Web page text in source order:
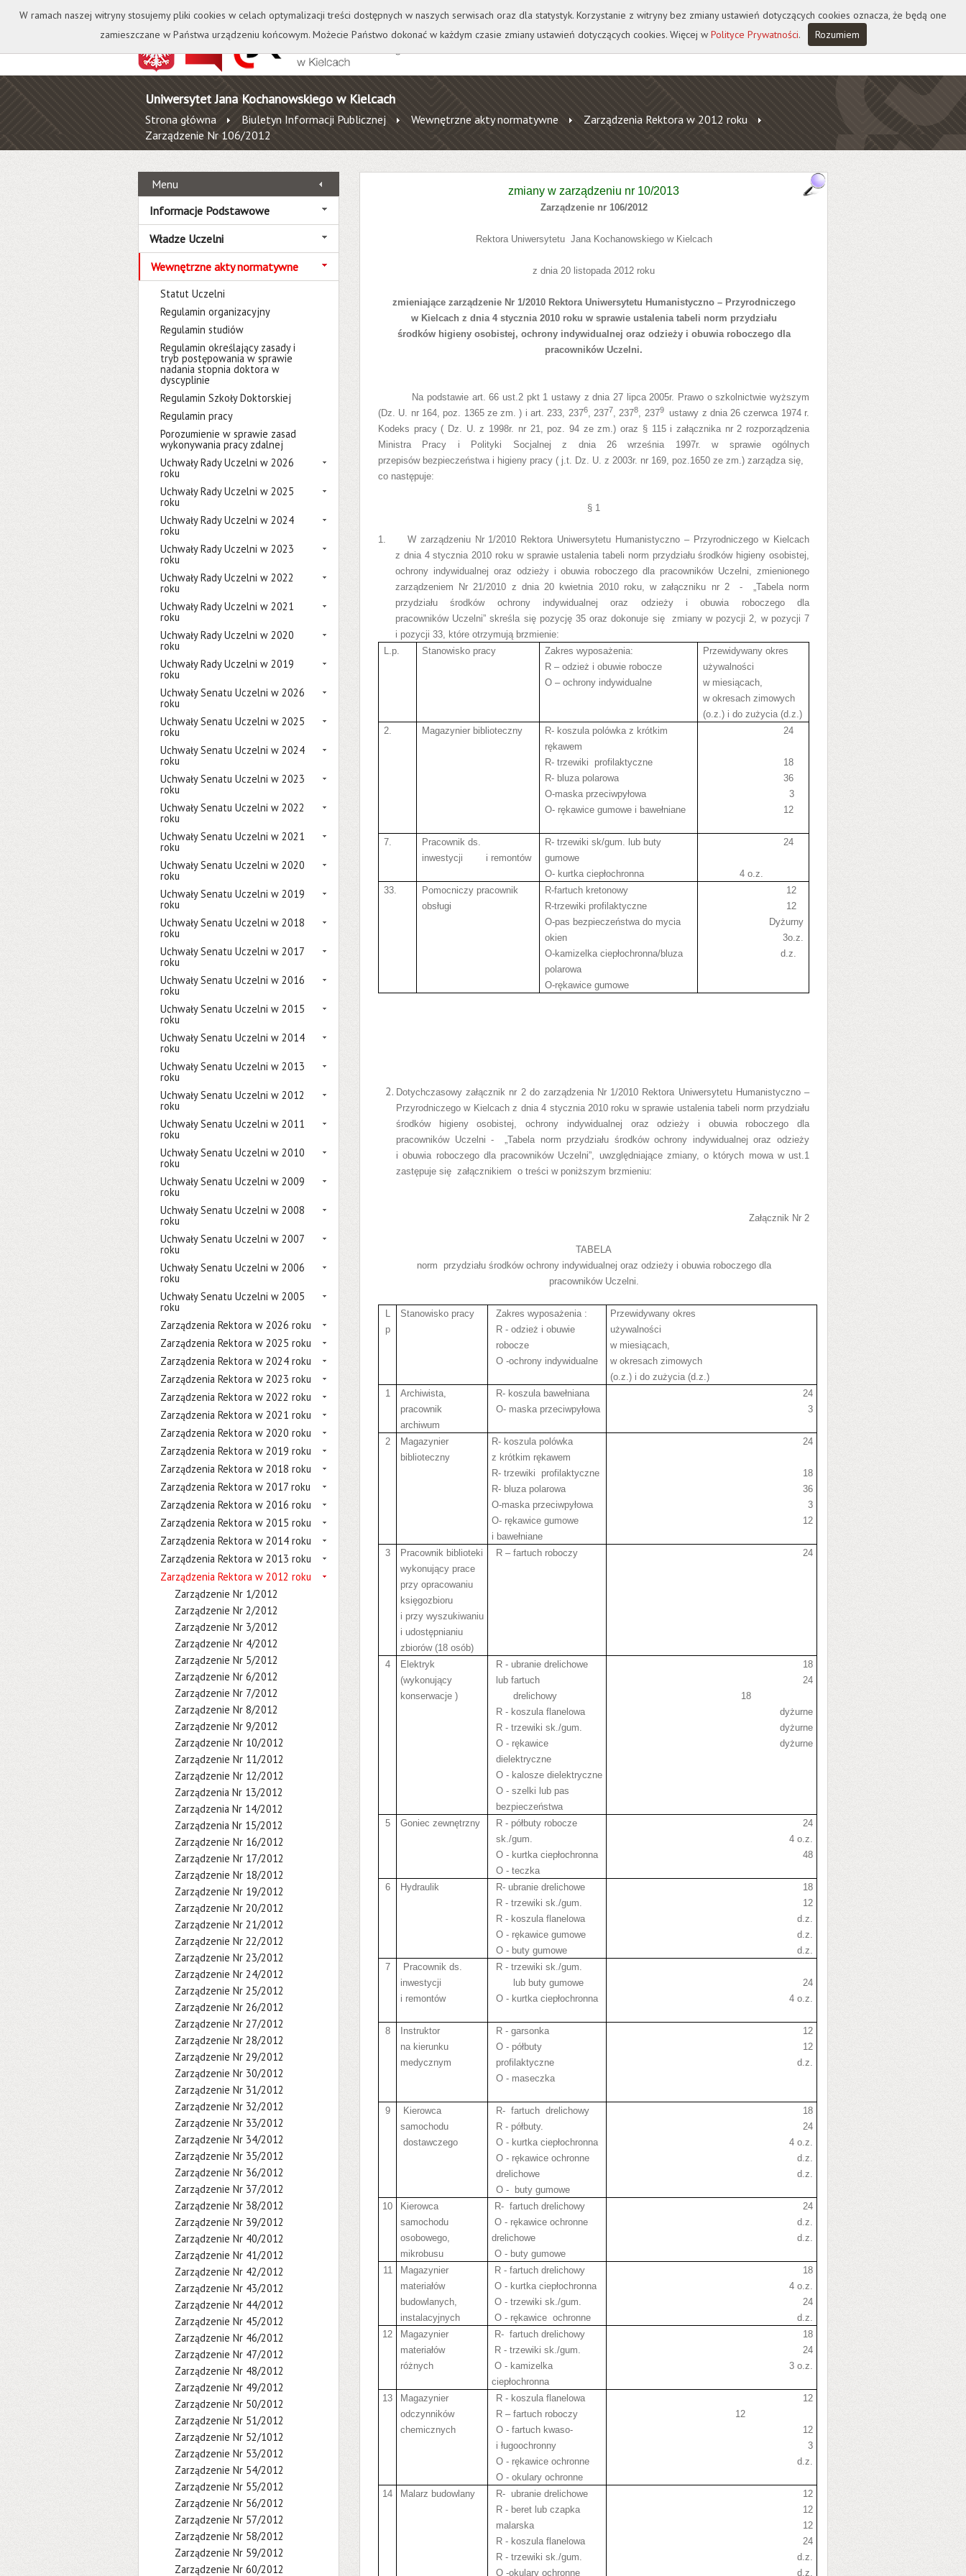
Kontakt Biblioteka Wydawnictwo Wirtualna Uczelnia A A A A
Uniwersytet Jana Kochanowskiego w Kielcach
Strona główna Biuletyn Informacji Publicznej Wewnętrzne akty normatywne
Zarządzenia Rektora w 2012 roku
Zarządzenie Nr 106/2012
Menu
Informacje Podstawowe
Władze Uczelni
Wewnętrzne akty normatywne
Statut Uczelni
Regulamin organizacyjny
Regulamin studiów
Regulamin określający zasady i
tryb postępowania w sprawie
nadania stopnia doktora w
dyscyplinie
Regulamin Szkoły Doktorskiej
Regulamin pracy
Porozumienie w sprawie zasad
wykonywania pracy zdalnej
Uchwały Rady Uczelni w 2026
roku
Uchwały Rady Uczelni w 2025
roku
Uchwały Rady Uczelni w 2024
roku
Uchwały Rady Uczelni w 2023
roku
Uchwały Rady Uczelni w 2022
roku
Uchwały Rady Uczelni w 2021
roku
Uchwały Rady Uczelni w 2020
roku
Uchwały Rady Uczelni w 2019
roku
Uchwały Senatu Uczelni w 2026
roku
Uchwały Senatu Uczelni w 2025
roku
Uchwały Senatu Uczelni w 2024
roku
Uchwały Senatu Uczelni w 2023
roku
Uchwały Senatu Uczelni w 2022
roku
Uchwały Senatu Uczelni w 2021
roku
Uchwały Senatu Uczelni w 2020
roku
Uchwały Senatu Uczelni w 2019
roku
Uchwały Senatu Uczelni w 2018
roku
Uchwały Senatu Uczelni w 2017
roku
Uchwały Senatu Uczelni w 2016
roku
Uchwały Senatu Uczelni w 2015
roku
Uchwały Senatu Uczelni w 2014
roku
Uchwały Senatu Uczelni w 2013
roku
Uchwały Senatu Uczelni w 2012
roku
Uchwały Senatu Uczelni w 2011
roku
Uchwały Senatu Uczelni w 2010
roku
Uchwały Senatu Uczelni w 2009
roku
Uchwały Senatu Uczelni w 2008
roku
Uchwały Senatu Uczelni w 2007
roku
Uchwały Senatu Uczelni w 2006
roku
Uchwały Senatu Uczelni w 2005
roku
Zarządzenia Rektora w 2026 roku
Zarządzenia Rektora w 2025 roku
Zarządzenia Rektora w 2024 roku
Zarządzenia Rektora w 2023 roku
Zarządzenia Rektora w 2022 roku
Zarządzenia Rektora w 2021 roku
Zarządzenia Rektora w 2020 roku
Zarządzenia Rektora w 2019 roku
Zarządzenia Rektora w 2018 roku
Zarządzenia Rektora w 2017 roku
Zarządzenia Rektora w 2016 roku
Zarządzenia Rektora w 2015 roku
Zarządzenia Rektora w 2014 roku
Zarządzenia Rektora w 2013 roku
Zarządzenia Rektora w 2012 roku
Zarządzenie Nr 1/2012
Zarządzenie Nr 2/2012
Zarządzenie Nr 3/2012
Zarządzenie Nr 4/2012
Zarządzenie Nr 5/2012
Zarządzenie Nr 6/2012
Zarządzenie Nr 7/2012
Zarządzenie Nr 8/2012
Zarządzenie Nr 9/2012
Zarządzenie Nr 10/2012
Zarządzenie Nr 11/2012
Zarządzenie Nr 12/2012
Zarządzenia Nr 13/2012
Zarządzenia Nr 14/2012
Zarządzenia Nr 15/2012
Zarządzenie Nr 16/2012
Zarządzenie Nr 17/2012
Zarządzenie Nr 18/2012
Zarządzenie Nr 19/2012
Zarządzenie Nr 20/2012
Zarządzenie Nr 21/2012
Zarządzenie Nr 22/2012
Zarządzenie Nr 23/2012
Zarządzenie Nr 24/2012
Zarządzenie Nr 25/2012
Zarządzenie Nr 26/2012
Zarządzenie Nr 27/2012
Zarządzenie Nr 28/2012
Zarządzenie Nr 29/2012
Zarządzenie Nr 30/2012
Zarządzenie Nr 31/2012
Zarządzenie Nr 32/2012
Zarządzenie Nr 33/2012
Zarządzenie Nr 34/2012
Zarządzenie Nr 35/2012
Zarządzenie Nr 36/2012
Zarządzenie Nr 37/2012
Zarządzenie Nr 38/2012
Zarządzenie Nr 39/2012
Zarządzenie Nr 40/2012
Zarządzenie Nr 41/2012
Zarządzenie Nr 42/2012
Zarządzenie Nr 43/2012
Zarządzenie Nr 44/2012
Zarządzenie Nr 45/2012
Zarządzenie Nr 46/2012
Zarządzenie Nr 47/2012
Zarządzenie Nr 48/2012
Zarządzenie Nr 49/2012
Zarządzenie Nr 50/2012
Zarządzenie Nr 51/2012
Zarządzenie Nr 52/1012
Zarządzenie Nr 53/2012
Zarządzenie Nr 54/2012
Zarządzenie Nr 55/2012
Zarządzenie Nr 56/2012
Zarządzenie Nr 57/2012
Zarządzenie Nr 58/2012
Zarządzenie Nr 59/2012
Zarządzenie Nr 60/2012
zmiany w zarządzeniu nr 10/2013
Zarządzenie nr 106/2012
Rektora Uniwersytetu Jana Kochanowskiego w Kielcach
z dnia 20 listopada 2012 roku
zmieniające zarządzenie Nr 1/2010 Rektora Uniwersytetu Humanistyczno – Przyrodniczego
w Kielcach z dnia 4 stycznia 2010 roku w sprawie ustalenia tabeli norm przydziału
środków higieny osobistej, ochrony indywidualnej oraz odzieży i obuwia roboczego dla
pracowników Uczelni.
Na podstawie art. 66 ust.2 pkt 1 ustawy z dnia 27 lipca 2005r. Prawo o szkolnictwie wyższym
(Dz. U. nr 164, poz. 1365 ze zm. ) i art. 233, 2376, 2377, 2378, 2379
ustawy z dnia 26 czerwca 1974 r.
Kodeks pracy ( Dz. U. z 1998r. nr 21, poz. 94 ze zm.) oraz § 115 i załącznika nr 2 rozporządzenia
Ministra Pracy i Polityki Socjalnej z dnia 26 września 1997r. w sprawie ogólnych
przepisów bezpieczeństwa i higieny pracy ( j.t. Dz. U. z 2003r. nr 169, poz.1650 ze zm.) zarządza się,
co następuje:
§ 1
1.
W zarządzeniu Nr 1/2010 Rektora Uniwersytetu Humanistyczno – Przyrodniczego w Kielcach
z dnia 4 stycznia 2010 roku w sprawie ustalenia tabeli norm przydziału środków higieny osobistej,
ochrony indywidualnej oraz odzieży i obuwia roboczego dla pracowników Uczelni, zmienionego
zarządzeniem Nr 21/2010 z dnia 20 kwietnia 2010 roku, w załączniku nr 2
-
„Tabela norm
przydziału środków ochrony indywidualnej oraz odzieży i obuwia roboczego dla
pracowników Uczelni” skreśla się pozycję 35 oraz dokonuje się
zmiany w pozycji 2, w pozycji 7
i pozycji 33, które otrzymują brzmienie:
L.p.
Stanowisko pracy
Zakres wyposażenia:
R – odzież i obuwie robocze
O – ochrony indywidualne
Przewidywany okres
używalności
w miesiącach,
w okresach zimowych
(o.z.) i do zużycia (d.z.)
2.
Magazynier biblioteczny
R- koszula polówka z krótkim
rękawem
R- trzewiki
profilaktyczne
R- bluza polarowa
O-maska przeciwpyłowa
O- rękawice gumowe i bawełniane
24
18
36
3
12
7.
Pracownik ds.
inwestycji
i remontów
R- trzewiki sk/gum. lub buty
gumowe
O- kurtka ciepłochronna
24
4 o.z.
33.
Pomocniczy pracownik
obsługi
R-fartuch kretonowy
R-trzewiki profilaktyczne
O-pas bezpieczeństwa do mycia
okien
O-kamizelka ciepłochronna/bluza
polarowa
O-rękawice gumowe
12
12
Dyżurny
3o.z.
d.z.
Dotychczasowy załącznik nr 2 do zarządzenia Nr 1/2010 Rektora Uniwersytetu Humanistyczno –
Przyrodniczego w Kielcach z dnia 4 stycznia 2010 roku w sprawie ustalenia tabeli norm przydziału
środków higieny osobistej, ochrony indywidualnej oraz odzieży i obuwia roboczego dla
pracowników Uczelni -
„Tabela norm przydziału środków ochrony indywidualnej oraz odzieży
i obuwia roboczego dla pracowników Uczelni”, uwzględniające zmiany, o których mowa w ust.1
zastępuje się załącznikiem o treści w poniższym brzmieniu:
Załącznik Nr 2
TABELA
norm
przydziału środków ochrony indywidualnej oraz odzieży i obuwia roboczego dla
pracowników Uczelni.
L
p
Stanowisko pracy
Zakres wyposażenia :
R - odzież i obuwie
robocze
O -ochrony indywidualne
Przewidywany okres
używalności
w miesiącach,
w okresach zimowych
(o.z.) i do zużycia (d.z.)
1
Archiwista,
pracownik
archiwum
R- koszula bawełniana
O- maska przeciwpyłowa
24
3
2
Magazynier
biblioteczny
R- koszula polówka
z krótkim rękawem
R- trzewiki
profilaktyczne
R- bluza polarowa
O-maska przeciwpyłowa
O- rękawice gumowe
i bawełniane
24
18
36
3
12
3
Pracownik biblioteki
wykonujący prace
przy opracowaniu
księgozbioru
i przy wyszukiwaniu
i udostępnianiu
zbiorów (18 osób)
R – fartuch roboczy 24
4
Elektryk
(wykonujący
konserwacje )
R - ubranie drelichowe
lub fartuch
drelichowy
R - koszula flanelowa
R - trzewiki sk./gum.
O - rękawice
dielektryczne
O - kalosze dielektryczne
O - szelki lub pas
bezpieczeństwa
18
24
18
dyżurne
dyżurne
dyżurne
5 Goniec zewnętrzny
R - półbuty robocze
sk./gum.
O - kurtka ciepłochronna
O - teczka
24
4 o.z.
48
6 Hydraulik
R- ubranie drelichowe
R - trzewiki sk./gum.
R - koszula flanelowa
O - rękawice gumowe
O - buty gumowe
18
12
d.z.
d.z.
d.z.
7
Pracownik ds.
inwestycji
i remontów
R - trzewiki sk./gum.
lub buty gumowe
O - kurtka ciepłochronna
24
4 o.z.
8
Instruktor
na kierunku
medycznym
R - garsonka
O - półbuty
profilaktyczne
O - maseczka
12
12
d.z.
9
Kierowca
samochodu
dostawczego
R- fartuch drelichowy
R - półbuty.
O - kurtka ciepłochronna
O - rękawice ochronne
drelichowe
O -
buty gumowe
18
24
4 o.z.
d.z.
d.z.
10
Kierowca
samochodu
osobowego,
mikrobusu
R- fartuch drelichowy
O - rękawice ochronne
drelichowe
O - buty gumowe
24
d.z.
d.z.
11
Magazynier
materiałów
budowlanych,
instalacyjnych
R - fartuch drelichowy
O - kurtka ciepłochronna
O - trzewiki sk./gum.
O - rękawice ochronne
18
4 o.z.
24
d.z.
12
Magazynier
materiałów
różnych
R- fartuch drelichowy
R - trzewiki sk./gum.
O - kamizelka
ciepłochronna
18
24
3 o.z.
13
Magazynier
odczynników
chemicznych
R - koszula flanelowa
R – fartuch roboczy
O - fartuch kwaso-
i ługoochronny
O - rękawice ochronne
O - okulary ochronne
12
12
12
3
d.z.
14 Malarz budowlany R-
ubranie drelichowe
R - beret lub czapka
malarska
R - koszula flanelowa
R - trzewiki sk./gum.
O -okulary ochronne
12
12
12
24
d.z.
d.z.
W ramach naszej witryny stosujemy pliki cookies w celach optymalizacji treści dostępnych w naszych serwisach oraz dla statystyk. Korzystanie z witryny bez zmiany ustawień dotyczących cookies oznacza, że będą one
zamieszczane w Państwa urządzeniu końcowym. Możecie Państwo dokonać w każdym czasie zmiany ustawień dotyczących cookies. Więcej w Polityce Prywatności. Rozumiem